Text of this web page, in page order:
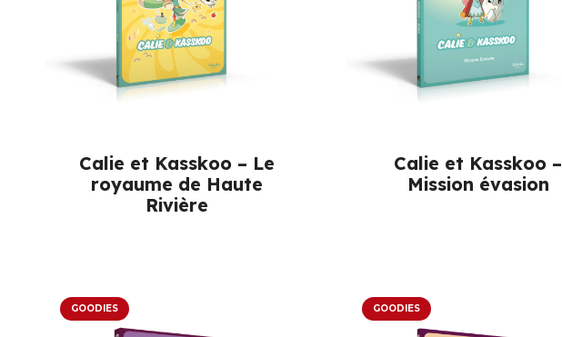
Calie et Kasskoo – Le
royaume de Haute
Rivière
Calie et Kasskoo –
Mission évasion
GOODIES GOODIES